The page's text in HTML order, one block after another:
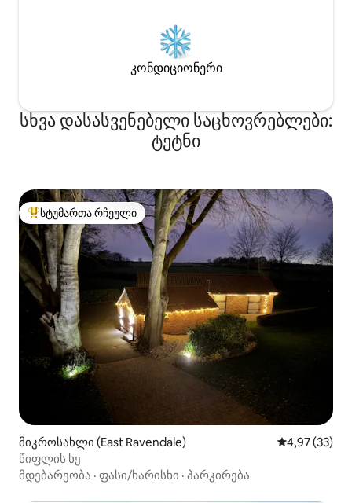
კონდიციონერი
სხვა დასასვენებელი საცხოვრებლები:
ტეტნი
სტუმართა რჩეული მოწინავე ვარიანტი
სტუმართა რჩეული
მიკროსახლი (East Ravendale) საშუალო
4,97 (33)
წიფლის ხე
მდებარეობა · ფასი/ხარისხი · პარკირება